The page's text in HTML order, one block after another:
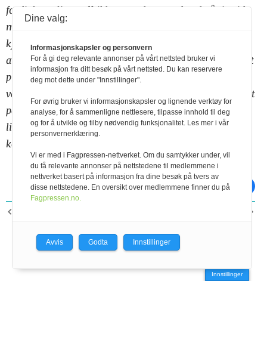
fordi det er lite treffsikkert. Anders Nordstad på sin side
mener at matkjedene setter de prisene de mener
kjøpekraften i Norge kan tåle og at den store
avkastningen på egenkapitalen i Norgesgruppen viser at
prisene er for høye. En sak både Nordstad og Pettersen
var enige om: Prisforskjellene mellom Norge og utlandet
på matvarer er nå såpass små at tollnedsettelser vil ha
liten effekt på prisene, men ha andre uheldige
konsekvenser.
bønder i nytt fjøs
Innstillinger
Dine valg:
Informasjonskapsler og personvern
For å gi deg relevante annonser på vårt nettsted bruker vi
informasjon fra ditt besøk på vårt nettsted. Du kan reservere
deg mot dette under "Innstillinger".
For øvrig bruker vi informasjonskapsler og lignende verktøy for
analyse, for å sammenligne nettlesere, tilpasse innhold til deg
og for å utvikle og tilby nødvendig funksjonalitet. Les mer i vår
personvernerklæring.
Vi er med i Fagpressen-nettverket. Om du samtykker under, vil
du få relevante annonser på nettstedene til medlemmene i
nettverket basert på informasjon fra dine besøk på tvers av
disse nettstedene. En oversikt over medlemmene finner du på
Fagpressen.no.
Avvis Godta Innstillinger